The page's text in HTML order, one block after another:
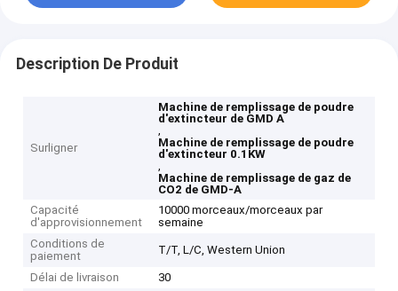
Description De Produit
Surligner
Machine de remplissage de poudre
d'extincteur de GMD A
,
Machine de remplissage de poudre
d'extincteur 0.1KW
,
Machine de remplissage de gaz de
CO2 de GMD-A
Capacité
d'approvisionnement
10000 morceaux/morceaux par
semaine
Conditions de
paiement
T/T, L/C, Western Union
Délai de livraison 30